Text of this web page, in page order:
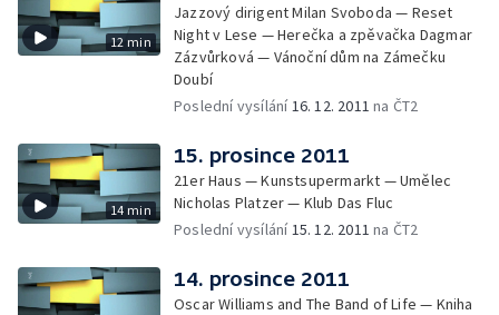
12 min
Jazzový dirigent Milan Svoboda — Reset
Night v Lese — Herečka a zpěvačka Dagmar
Zázvůrková — Vánoční dům na Zámečku
Doubí
Poslední vysílání16. 12. 2011 na ČT2
14 min
15. prosince 2011
21er Haus — Kunstsupermarkt — Umělec
Nicholas Platzer — Klub Das Fluc
Poslední vysílání15. 12. 2011 na ČT2
14. prosince 2011
Oscar Williams and The Band of Life — Kniha